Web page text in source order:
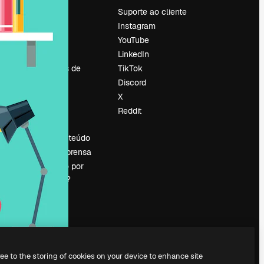
Reviews
Tendências de
Eventos
Slidesgo
Vender conteúdo
Sala de imprensa
Procurando por
magnific.ai?
Suporte ao cliente
Instagram
YouTube
LinkedIn
TikTok
Discord
X
Reddit
to the storing of cookies on your device to enhance site